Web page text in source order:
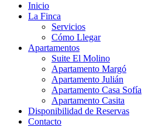
Inicio
La Finca
Servicios
Cómo Llegar
Apartamentos
Suite El Molino
Apartamento Margó
Apartamento Julián
Apartamento Casa Sofía
Apartamento Casita
Disponibilidad de Reservas
Contacto